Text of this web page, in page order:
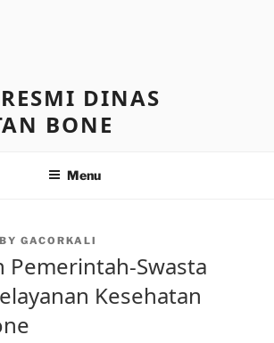
DINAS
BONE
Menu
BY GACORKALI
Pemerintah-Swasta
Kesehatan